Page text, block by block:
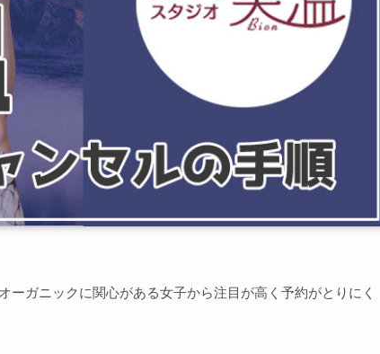
ーガニックに関心がある女子から注目が高く予約がとりにく